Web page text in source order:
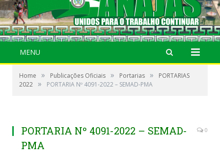
MENU
Home » Publicações Oficiais » Portarias »
PORTARIAS
2022 » PORTARIA Nº 4091-2022 – SEMAD-PMA
PORTARIA Nº 4091-2022 – SEMAD-
PMA
0